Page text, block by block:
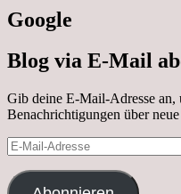
Google
Blog via E-Mail
Gib deine E-Mail-Adresse an,
Benachrichtigungen über
E-
Mail-
Adresse